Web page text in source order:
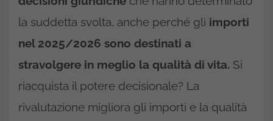
la suddetta svolta, anche perché gli importi
nel 2025/2026 sono destinati a
stravolgere in meglio la qualità di vita. Si
riacquista il potere decisionale? La
rivalutazione migliora gli importi e la qualità